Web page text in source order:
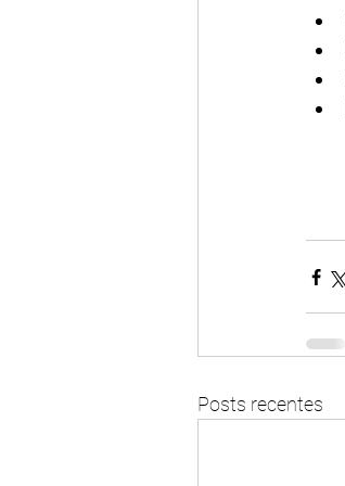
Posts recentes